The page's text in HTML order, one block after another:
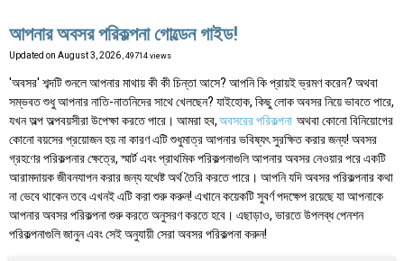
আপনার অবসর পরিকল্পনা গোল্ডেন গাইড!
Updated on August 3, 2026 , 49714 views
'অবসর' শব্দটি শুনলে আপনার মাথায় কী কী চিন্তা আসে? আপনি কি প্রায়ই ভ্রমণ করেন? অথবা
সম্ভবত শুধু আপনার নাতি-নাতনিদের সাথে খেলছেন? যাইহোক, কিছু লোক অবসর নিয়ে ভাবতে পারে,
যখন অল্প অল্পবয়সীরা উপেক্ষা করতে পারে। আমরা হব,অবসরের পরিকল্পনা অথবা কোনো বিনিয়োগের
কোনো বয়সের প্রয়োজন হয় না কারণ এটি শুধুমাত্র আপনার ভবিষ্যৎ সুরক্ষিত করার জন্য! অবসর
গ্রহণের পরিকল্পনার ক্ষেত্রে, স্মার্ট এবং প্রাথমিক পরিকল্পনাগুলি আপনার অবসর নেওয়ার পরে একটি
আরামদায়ক জীবনযাপন করার জন্য যথেষ্ট অর্থ তৈরি করতে পারে। আপনি যদি অবসর পরিকল্পনার কথা
না ভেবে থাকেন তবে এখনই এটি করা শুরু করুন! এখানে কয়েকটি সুবর্ণ পদক্ষেপ রয়েছে যা আপনাকে
আপনার অবসর পরিকল্পনা শুরু করতে অনুসরণ করতে হবে। এছাড়াও, ভারতে উপলব্ধ পেনশন
পরিকল্পনাগুলি জানুন এবং সেই অনুযায়ী সেরা অবসর পরিকল্পনা করুন!